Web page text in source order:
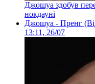
Джошуа здобув
нокдауні
Джошуа - Пренг
13:11, 26/07